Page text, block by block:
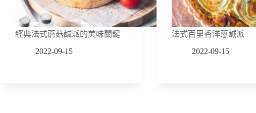
經典法式蘑菇鹹派的美味關鍵
2022-09-15
法式百里香洋蔥鹹派
2022-09-15